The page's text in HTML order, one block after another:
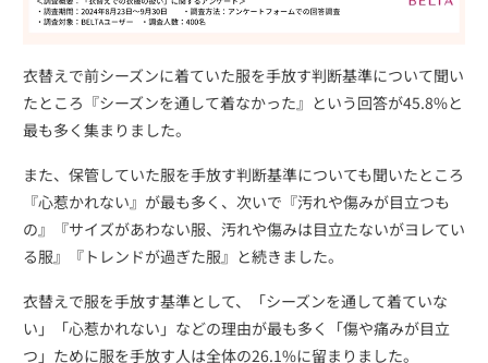
衣替えで前シーズンに着ていた服を手放す判断基準について聞い
たところ『シーズンを通して着なかった』という回答が45.8%と
最も多く集まりました。
また、保管していた服を手放す判断基準についても聞いたところ
『心惹かれない』が最も多く、次いで『汚れや傷みが目立つも
の』『サイズがあわない服、汚れや傷みは目立たないがヨレてい
る服』『トレンドが過ぎた服』と続きました。
衣替えで服を手放す基準として、「シーズンを通して着ていな
い」「心惹かれない」などの理由が最も多く「傷や痛みが目立
つ」ために服を手放す人は全体の26.1%に留まりました。